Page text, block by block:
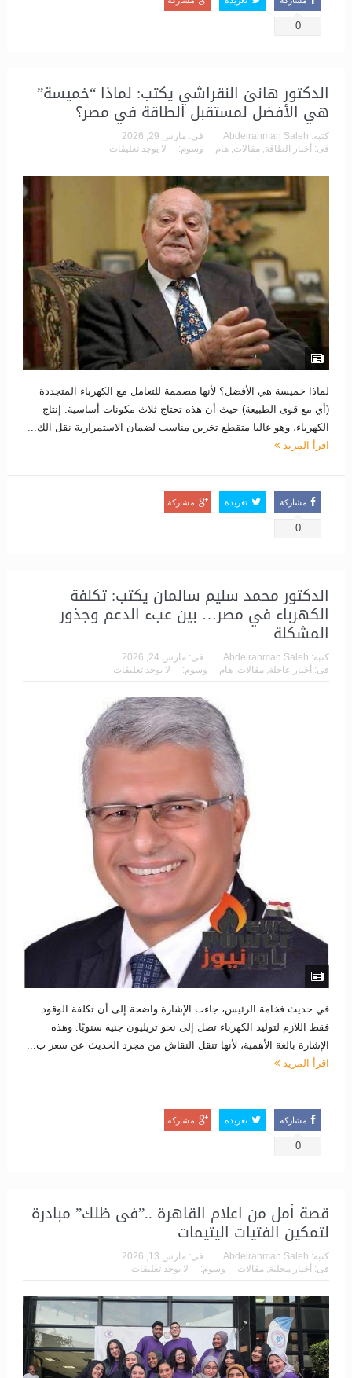
0
الدكتور هانئ النقراشي يكتب: لماذا “خميسة”
هي الأفضل لمستقبل الطاقة في مصر؟
كتبه: Abdelrahman Saleh فى: مارس 29, 2026
فى: أخبار الطاقة مقالات هام وسوم: لا يوجد تعليقات
لماذا خميسة هي الأفضل؟ لأنها مصممة للتعامل مع الكهرباء المتجددة
(أي مع قوى الطبيعة) حيث أن هذه تحتاج ثلاث مكونات أساسية. إنتاج
الكهرباء، وهو غالبا متقطع تخزين مناسب لضمان الاستمرارية نقل الك...
اقرأ المزيد
مشاركة
0
تغريدة مشاركة
الدكتور محمد سليم سالمان يكتب: تكلفة
الكهرباء في مصر… بين عبء الدعم وجذور
المشكلة
كتبه: Abdelrahman Saleh فى: مارس 24, 2026
فى: أخبار عاجلة مقالات هام وسوم: لا يوجد تعليقات
في حديث فخامة الرئيس، جاءت الإشارة واضحة إلى أن تكلفة الوقود
فقط اللازم لتوليد الكهرباء تصل إلى نحو تريليون جنيه سنويًا. وهذه
الإشارة بالغة الأهمية، لأنها تنقل النقاش من مجرد الحديث عن سعر ب...
اقرأ المزيد
مشاركة
0
تغريدة مشاركة
قصة أمل من اعلام القاهرة ..”فى ظلك” مبادرة
لتمكين الفتيات اليتيمات
كتبه: Abdelrahman Saleh فى: مارس 13, 2026
فى: أخبار محلية, مقالات وسوم: لا يوجد تعليقات